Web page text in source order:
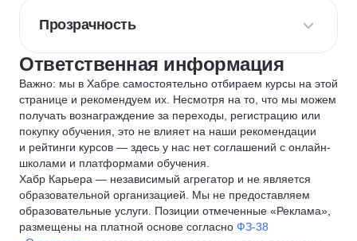
Прозрачность
Ответственная информация
Важно: мы в Хабре самостоятельно отбираем курсы на этой
странице и рекомендуем их. Несмотря на то, что мы можем
получать вознаграждение за переходы, регистрацию или
покупку обучения, это не влияет на наши рекомендации
и рейтинги курсов — здесь у нас нет соглашений с онлайн-
школами и платформами обучения.
Хабр Карьера — независимый агрегатор и не является
образовательной организацией. Мы не предоставляем
образовательные услуги. Позиции отмеченные «Реклама»,
размещены на платной основе согласно ФЗ-38